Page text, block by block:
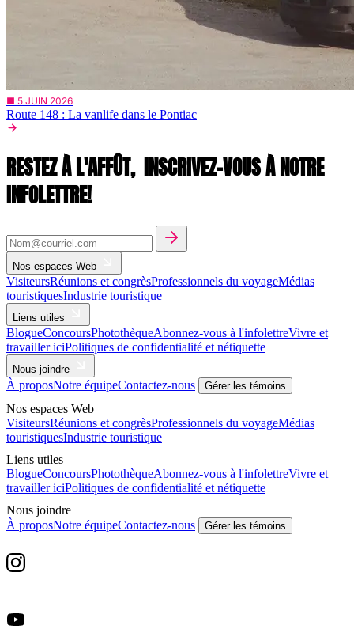
■ 5 JUIN 2026
Route 148 : La vanlife dans le Pontiac
RESTEZ À L'AFFÛT, INSCRIVEZ-VOUS À NOTRE
INFOLETTRE!
Nos espaces Web
VisiteursRéunions et congrèsProfessionnels du voyageMédias
touristiquesIndustrie touristique
Liens utiles
BlogueConcoursPhotothèqueAbonnez-vous à l'infolettreVivre et
travailler iciPolitiques de confidentialité et nétiquette
Nous joindre
À proposNotre équipeContactez-nous Gérer les témoins
Nos espaces Web
VisiteursRéunions et congrèsProfessionnels du voyageMédias
touristiquesIndustrie touristique
Liens utiles
BlogueConcoursPhotothèqueAbonnez-vous à l'infolettreVivre et
travailler iciPolitiques de confidentialité et nétiquette
Nous joindre
À proposNotre équipeContactez-nous Gérer les témoins